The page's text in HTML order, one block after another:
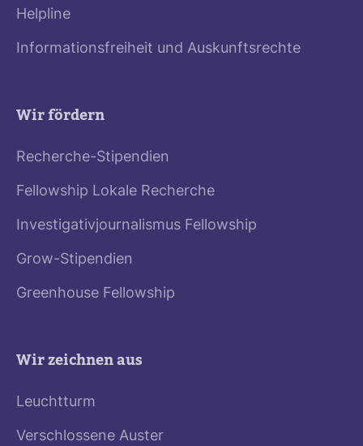
Helpline
Informationsfreiheit und Auskunftsrechte
Wir fördern
Recherche-Stipendien
Fellowship Lokale Recherche
Investigativjournalismus Fellowship
Grow-Stipendien
Greenhouse Fellowship
Wir zeichnen aus
Leuchtturm
Verschlossene Auster